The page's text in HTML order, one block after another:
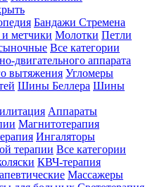
Бандажи Стремена
метчики Молотки Петли
Все категории
двигательного аппарата
вытяжения Угломеры
Шины Беллера Шины
Аппараты
Магнитотерапия
Ингаляторы
терапии Все категории
КВЧ-терапия
Массажеры